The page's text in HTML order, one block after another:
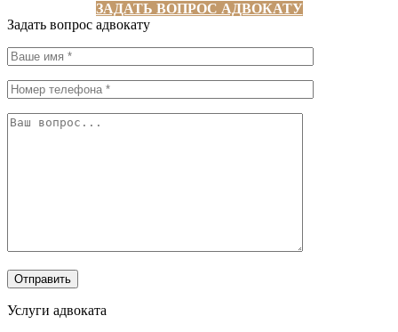
ЗАДАТЬ ВОПРОС АДВОКАТУ
Задать вопрос адвокату
Услуги адвоката